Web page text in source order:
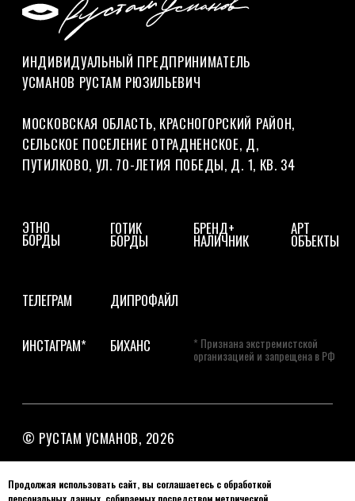
ПОЛИТИКА КОНФИДЕНЦИАЛЬНОСТИ
Продолжая использовать сайт, вы соглашаетесь с обработкой